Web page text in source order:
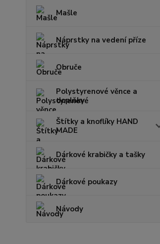
Mašle
Náprstky na vedení příze
Obruče
Polystyrenové věnce a
doplňky
Štítky a knoflíky HAND
MADE
Dárkové krabičky a tašky
Dárkové poukazy
Návody